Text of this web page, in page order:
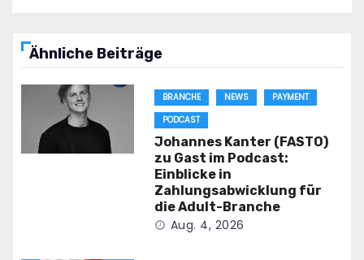
Ähnliche Beiträge
BRANCHE NEWS
PAYMENT
PODCAST
Johannes Kanter (FASTO)
zu Gast im Podcast:
Einblicke in
Zahlungsabwicklung für
die Adult-Branche
Aug. 4, 2026